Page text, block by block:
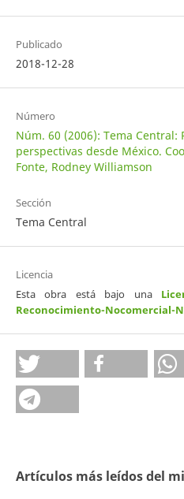
Publicado
2018-12-28
Número
Núm. 60 (2006): Tema
perspectivas desde México.
Fonte, Rodney Williamson
Sección
Tema Central
Licencia
Esta obra está bajo una
Reconocimiento-Nocomercial-
Artículos más leídos del